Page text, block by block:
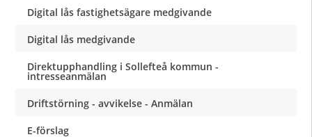
Digital lås fastighetsägare medgivande
Digital lås medgivande
Direktupphandling i Sollefteå kommun -
intresseanmälan
Driftstörning - avvikelse - Anmälan
E-förslag